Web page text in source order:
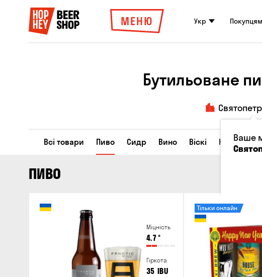
МЕНЮ Укр Покупцям
Бутильоване
Всі товари Пиво Сидр Вино Віскі Коктейлі
ПИВО
Міцність
4.7°
Гіркота
35 IBU
Тільки онлайн
Ваше